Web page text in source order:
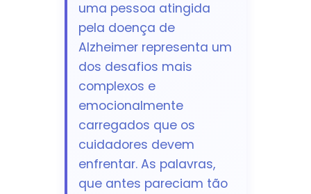
uma pessoa atingida
pela doença de
Alzheimer representa um
dos desafios mais
complexos e
emocionalmente
carregados que os
cuidadores devem
enfrentar. As palavras,
que antes pareciam tão